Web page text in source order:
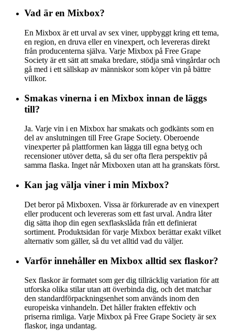
Vad är en Mixbox?
En Mixbox är ett urval av sex viner, uppbyggt kring ett tema,
en region, en druva eller en vinexpert, och levereras direkt
från producenterna själva. Varje Mixbox på Free Grape
Society är ett sätt att smaka bredare, stödja små vingårdar och
gå med i ett sällskap av människor som köper vin på bättre
villkor.
Smakas vinerna i en Mixbox innan de läggs
till?
Ja. Varje vin i en Mixbox har smakats och godkänts som en
del av anslutningen till Free Grape Society. Oberoende
vinexperter på plattformen kan lägga till egna betyg och
recensioner utöver detta, så du ser ofta flera perspektiv på
samma flaska. Inget når Mixboxen utan att ha granskats först.
Kan jag välja viner i min Mixbox?
Det beror på Mixboxen. Vissa är förkurerade av en vinexpert
eller producent och levereras som ett fast urval. Andra låter
dig sätta ihop din egen sexflaskslåda från ett definierat
sortiment. Produktsidan för varje Mixbox berättar exakt vilket
alternativ som gäller, så du vet alltid vad du väljer.
Varför innehåller en Mixbox alltid sex flaskor?
Sex flaskor är formatet som ger dig tillräcklig variation för att
utforska olika stilar utan att överbinda dig, och det matchar
den standardförpackningsenhet som används inom den
europeiska vinhandeln. Det håller frakten effektiv och
priserna rimliga. Varje Mixbox på Free Grape Society är sex
flaskor, inga undantag.